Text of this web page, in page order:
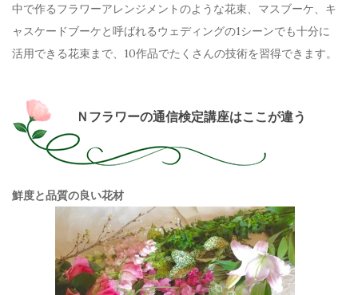
中で作るフラワーアレンジメントのような花束、マスブーケ、キ
ャスケードブーケと呼ばれるウェディングの1シーンでも十分に
活用できる花束まで、 10作品でたくさんの技術を習得できます。
Ｎフラワーの通信検定講座はここが違う
鮮度と品質の良い花材